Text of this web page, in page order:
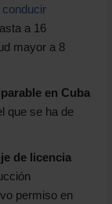
conducir
a 16
mayor a 8
en Cuba
que se ha de
de licencia
permiso en